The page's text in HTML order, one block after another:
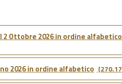
2 Ottobre 2026 in ordine alfabetico
2026 in ordine alfabetico